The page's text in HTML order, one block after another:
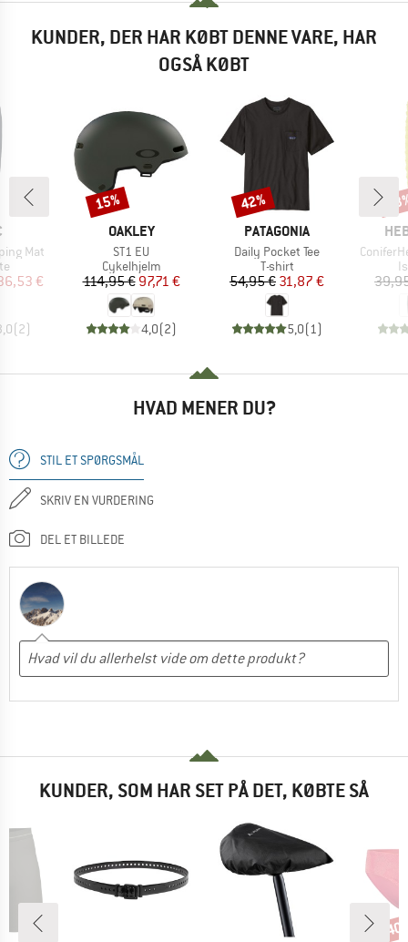
KUNDER, DER HAR KØBT DENNE VARE, HAR
OGSÅ KØBT
Mat
pris
€
(2)
MÆRKE
OAKLEY
Artikel
ST1 EU
Produktgruppe
Cykelhjelm
Pris
114,95 €Nedsat pris
97,71 €
4,0(2)
Rabat
15%
MÆRKE
PATAGONIA
Artikel
Daily Pocket Tee
Produktgruppe
T-shirt
Pris
54,95 €Nedsat pris
31,87 €
5,0(1 )
Rabat
42%
Artikel
HVAD MENER DU?
STIL ET SPØRGSMÅL
SKRIV EN VURDERING
DEL ET BILLEDE
KUNDER, SOM HAR SET PÅ DET, KØBTE SÅ